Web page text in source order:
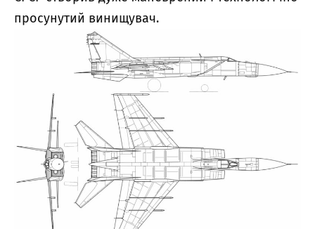
просунутий винищувач.